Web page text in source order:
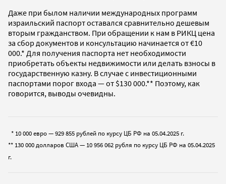
Даже при былом наличии международных программ
израильский паспорт оставался сравнительно дешевым
вторым гражданством. При обращении к нам в РИКЦ цена
за сбор документов и консультацию начинается от €10
000.* Для получения паспорта нет необходимости
приобретать объекты недвижимости или делать взносы в
государственную казну. В случае с инвестиционными
паспортами порог входа — от $130 000.** Поэтому, как
говорится, выводы очевидны.
* 10 000 евро — 929 855 рублей по курсу ЦБ РФ на 05.04.2025 г.
** 130 000 долларов США — 10 956 062 рубля по курсу ЦБ РФ на 05.04.2025
г.